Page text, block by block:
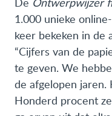
1.000 unieke
keer bekeken in de
“Cijfers van de
te geven. We
de afgelopen jaren.
Honderd procent